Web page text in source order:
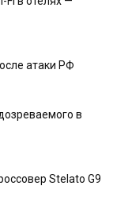
атаки РФ
в
Stelato G9